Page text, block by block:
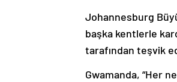
Johannesburg
başka kentlerle
tarafından teşvik
Gwamanda, “Her